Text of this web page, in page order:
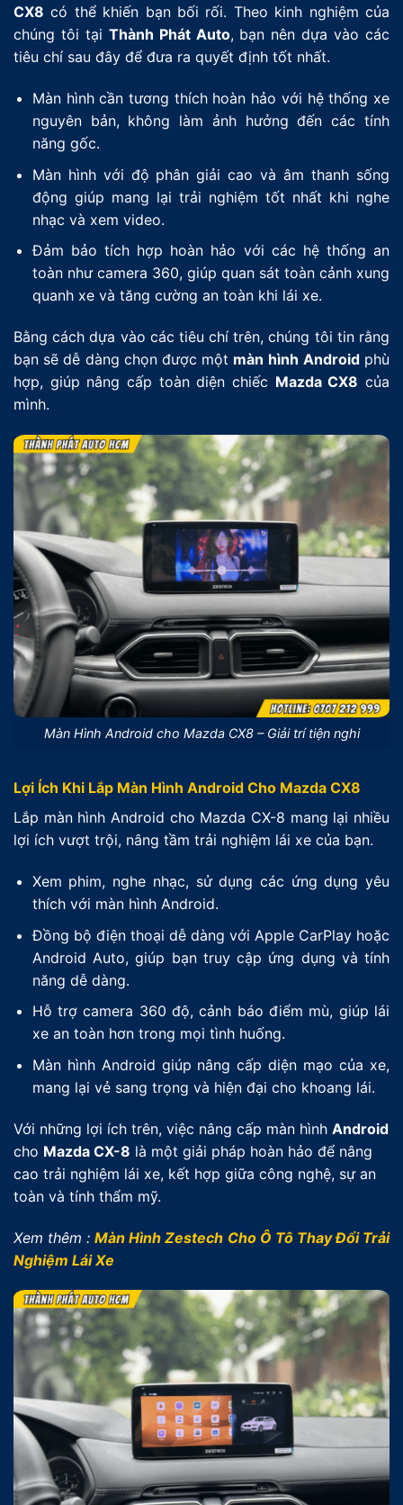
CX8 có thể khiến bạn bối rối. Theo kinh nghiệm của
chúng tôi tại Thành Phát Auto, bạn nên dựa vào các
tiêu chí sau đây để đưa ra quyết định tốt nhất.
Màn hình cần tương thích hoàn hảo với hệ thống xe
nguyên bản, không làm ảnh hưởng đến các tính
năng gốc.
Màn hình với độ phân giải cao và âm thanh sống
động giúp mang lại trải nghiệm tốt nhất khi nghe
nhạc và xem video.
Đảm bảo tích hợp hoàn hảo với các hệ thống an
toàn như camera 360, giúp quan sát toàn cảnh xung
quanh xe và tăng cường an toàn khi lái xe.
Bằng cách dựa vào các tiêu chí trên, chúng tôi tin rằng
bạn sẽ dễ dàng chọn được một màn hình Androidphù
hợp, giúp nâng cấp toàn diện chiếc Mazda CX8 của
mình.
Màn Hình Android cho Mazda CX8 – Giải trí tiện nghi
Lợi Ích Khi Lắp Màn Hình Android Cho Mazda CX8
Lắp màn hình Android cho Mazda CX-8 mang lại nhiều
lợi ích vượt trội, nâng tầm trải nghiệm lái xe của bạn.
Xem phim, nghe nhạc, sử dụng các ứng dụng yêu
thích với màn hình Android.
Đồng bộ điện thoại dễ dàng với Apple CarPlay hoặc
Android Auto, giúp bạn truy cập ứng dụng và tính
năng dễ dàng.
Hỗ trợ camera 360 độ, cảnh báo điểm mù, giúp lái
xe an toàn hơn trong mọi tình huống.
Màn hình Android giúp nâng cấp diện mạo của xe,
mang lại vẻ sang trọng và hiện đại cho khoang lái.
Với những lợi ích trên, việc nâng cấp màn hình Android
cho Mazda CX-8 là một giải pháp hoàn hảo để nâng
cao trải nghiệm lái xe, kết hợp giữa công nghệ, sự an
toàn và tính thẩm mỹ.
Xem thêm :Màn Hình Zestech Cho Ô Tô Thay Đổi Trải
Nghiệm Lái Xe